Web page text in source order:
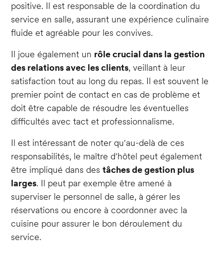
positive. Il est responsable de la coordination du
service en salle, assurant une expérience culinaire
fluide et agréable pour les convives.
Il joue également un rôle crucial dans la gestion
des relations avec les clients, veillant à leur
satisfaction tout au long du repas. Il est souvent le
premier point de contact en cas de problème et
doit être capable de résoudre les éventuelles
difficultés avec tact et professionnalisme.
Il est intéressant de noter qu'au-delà de ces
responsabilités, le maître d'hôtel peut également
être impliqué dans destâches de gestion plus
larges. Il peut par exemple être amené à
superviser le personnel de salle, à gérer les
réservations ou encore à coordonner avec la
cuisine pour assurer le bon déroulement du
service.